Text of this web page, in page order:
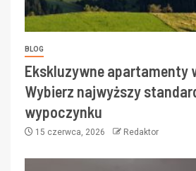
BLOG
Ekskluzywne apartamenty
Wybierz najwyższy
wypoczynku
15 czerwca, 2026 Redaktor